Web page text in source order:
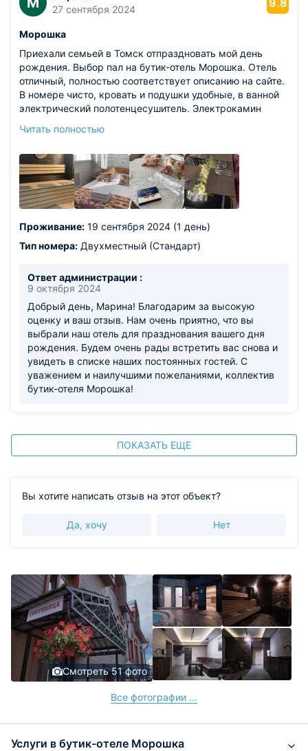
27 сентября 2024
9.8
Морошка
Приехали семьей в Томск отпраздновать мой день
рождения. Выбор пал на бутик-отель Морошка. Отель
отличный, полностью соответствует описанию на сайте.
В номере чисто, кровать и подушки удобные, в ванной
электрический полотенцесушитель. Электрокамин
вечер с ним было мило и уютно. Посетили и ресторан
цене бизнес-ланча, вкусно, красиво. Какое же было
моё удивление, когда по приходу в номер, я
обнаружила коробку конфет. Это был комплимент отеля
на день рождения. Очень, очень приятно)))) Есть в
Рекомендую бутик-отель Морошка. И сами приедем
сюда еще не раз.
любителя.
Читать полностью
Проживание: 19 сентября 2024 (1 день)
Тип номера: Двухместный (Стандарт)
Ответ администрации :
9 октября 2024
Добрый день, Марина! Благодарим за высокую
оценку и ваш отзыв. Нам очень приятно, что вы
выбрали наш отель для празднования вашего дня
рождения. Будем очень рады встретить вас снова и
увидеть в списке наших постоянных гостей. С
уважением и наилучшими пожеланиями, коллектив
бутик-отеля Морошка!
ПОКАЗАТЬ ЕЩЕ
Вы хотите написать отзыв на этот объект?
Да, хочу Нет
Смотреть 51 фото
Все фотографии ...
Услуги в бутик-отеле Морошка